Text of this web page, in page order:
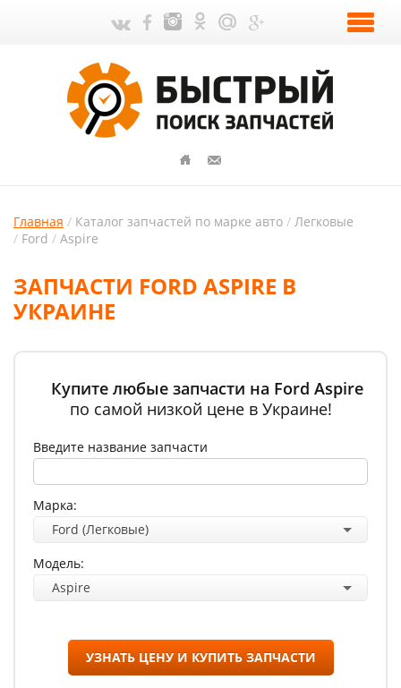
Главная Каталог запчастей по марке авто
Легковые
Ford
Aspire
ЗАПЧАСТИ FORD ASPIRE В
УКРАИНЕ
Купите любые запчасти на Ford Aspire
по самой низкой цене в Украине!
Введите название запчасти
Марка:
Ford (Легковые)
Модель:
Aspire
УЗНАТЬ ЦЕНУ И КУПИТЬ ЗАПЧАСТИ